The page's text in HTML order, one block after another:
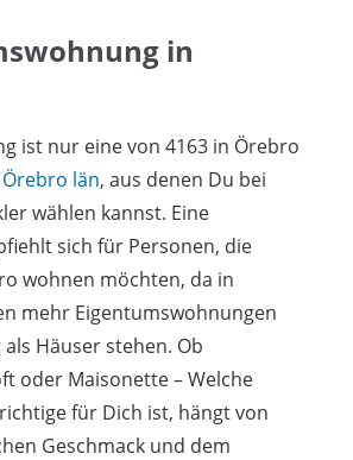
in
ist nur eine von 4163 in Örebro
Örebro län, aus denen Du bei
wählen kannst. Eine
sich für Personen, die
wohnen möchten, da in
mehr Eigentumswohnungen
Häuser stehen. Ob
oder Maisonette – Welche
für Dich ist, hängt von
Geschmack und dem